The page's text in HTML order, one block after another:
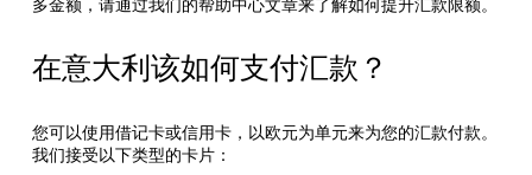
多金额，请通过我们的帮助中心文章来了解如何提升汇款限额。
在意大利该如何支付汇款？
您可以使用借记卡或信用卡，以欧元为单元来为您的汇款付款。
我们接受以下类型的卡片：